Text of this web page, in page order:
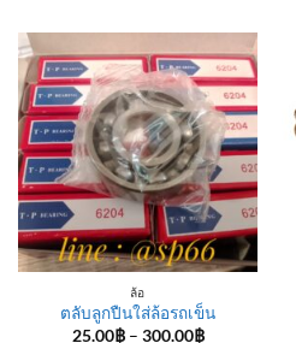
ล้อ
ตลับลูกปืนใส่ล้อรถเข็น
25.00฿ – 300.00฿Price